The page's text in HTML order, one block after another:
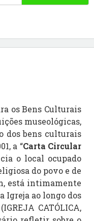
os Bens Culturais
museológicas,
dos bens culturais
a “Carta Circular
o local ocupado
do povo e de
está intimamente
Igreja ao longo dos
CATÓLICA,